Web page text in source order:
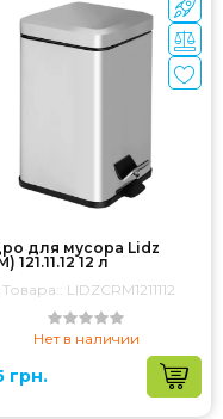
для мусора Lidz
121.11.12 12 л
LIDZCRM1211112
Нет в наличии
грн.